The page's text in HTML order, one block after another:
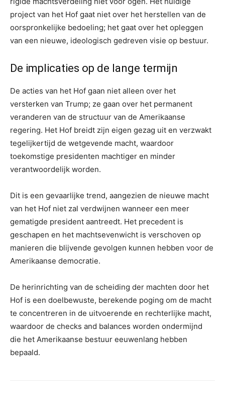
project van het Hof gaat niet over het herstellen van de
oorspronkelijke bedoeling; het gaat over het opleggen
van een nieuwe, ideologisch gedreven visie op bestuur.
De implicaties op de lange termijn
De acties van het Hof gaan niet alleen over het
versterken van Trump; ze gaan over het permanent
veranderen van de structuur van de Amerikaanse
regering. Het Hof breidt zijn eigen gezag uit en verzwakt
tegelijkertijd de wetgevende macht, waardoor
toekomstige presidenten machtiger en minder
verantwoordelijk worden.
Dit is een gevaarlijke trend, aangezien de nieuwe macht
van het Hof niet zal verdwijnen wanneer een meer
gematigde president aantreedt. Het precedent is
geschapen en het machtsevenwicht is verschoven op
manieren die blijvende gevolgen kunnen hebben voor de
Amerikaanse democratie.
De herinrichting van de scheiding der machten door het
Hof is een doelbewuste, berekende poging om de macht
te concentreren in de uitvoerende en rechterlijke macht,
waardoor de checks and balances worden ondermijnd
die het Amerikaanse bestuur eeuwenlang hebben
bepaald.